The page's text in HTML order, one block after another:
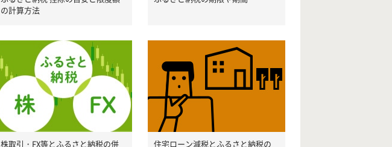
の計算方法
株取引・FX等とふるさと納税の併
住宅ローン減税とふるさと納税の